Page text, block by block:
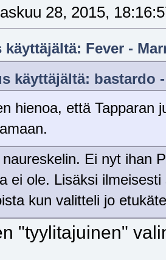
28, 2015,
käyttäjältä: Fever -
käyttäjältä: bastardo
hienoa, että Tapparan
Ei nyt ihan
ei ole. Lisäksi
kun valitteli jo
"tyylitajuinen"